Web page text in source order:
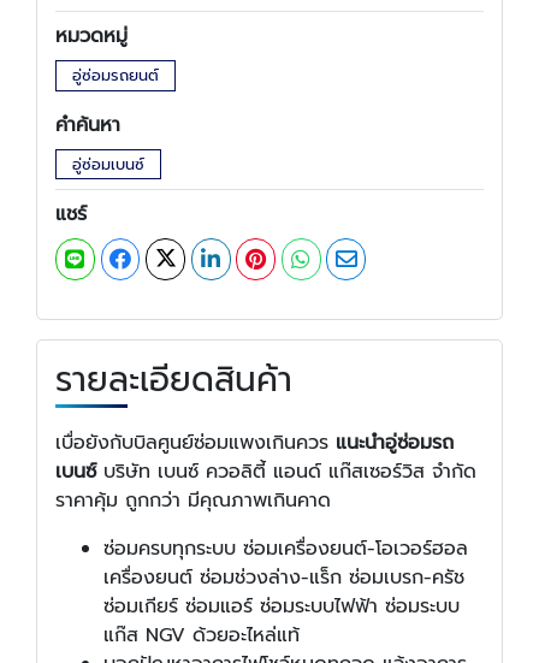
หมวดหมู่
อู่ซ่อมรถยนต์
คำค้นหา
อู่ซ่อมเบนซ์
แชร์
รายละเอียดสินค้า
เบื่อยังกับบิลศูนย์ซ่อมแพงเกินควร แนะนำอู่ซ่อมรถ
เบนซ์บริษัท เบนซ์ ควอลิตี้ แอนด์ แก๊สเซอร์วิส จำกัด
ราคาคุ้ม ถูกกว่า มีคุณภาพเกินคาด
ซ่อมครบทุกระบบ ซ่อมเครื่องยนต์-โอเวอร์ฮอล
เครื่องยนต์ ซ่อมช่วงล่าง-แร็ก ซ่อมเบรก-ครัช
ซ่อมเกียร์ ซ่อมแอร์ ซ่อมระบบไฟฟ้า ซ่อมระบบ
แก๊ส NGV ด้วยอะไหล่แท้